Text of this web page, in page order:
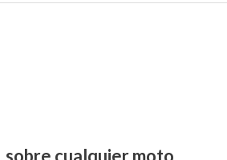
sobre cualquier moto.